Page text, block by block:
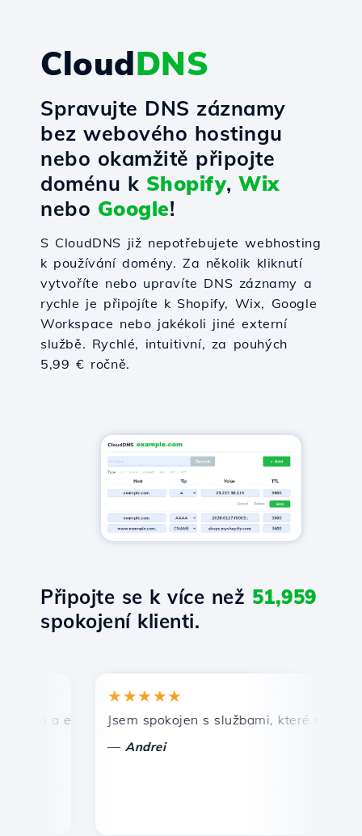
CloudDNS
Spravujte DNS záznamy
bez webového hostingu
nebo okamžitě připojte
doménu k Shopify, Wix
nebo Google!
S CloudDNS již nepotřebujete webhosting
k používání domény. Za několik kliknutí
vytvoříte nebo upravíte DNS záznamy a
rychle je připojíte k Shopify, Wix, Google
Workspace nebo jakékoli jiné externí
službě. Rychlé, intuitivní, za pouhých
5,99 € ročně.
Připojte se k více než 51,959
spokojení klienti.
a efektivní technická podpora.
★★★★★
Jsem spokojen s službami, které nabízí
Andrei